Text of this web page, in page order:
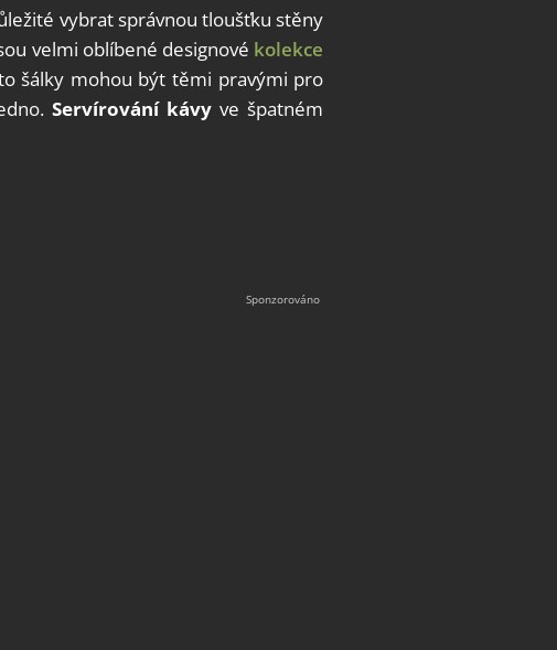
a zobrazování reklamy a obsahu,
voleb ochrany osobních údajů.
vybrat správnou tloušťku stěny
velmi oblíbené designové kolekce
šálky mohou být těmi pravými pro
Servírování kávy ve špatném